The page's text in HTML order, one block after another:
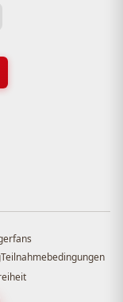
Teilnahmebedingungen